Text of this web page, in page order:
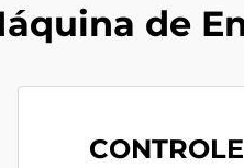
de
CONTROLE